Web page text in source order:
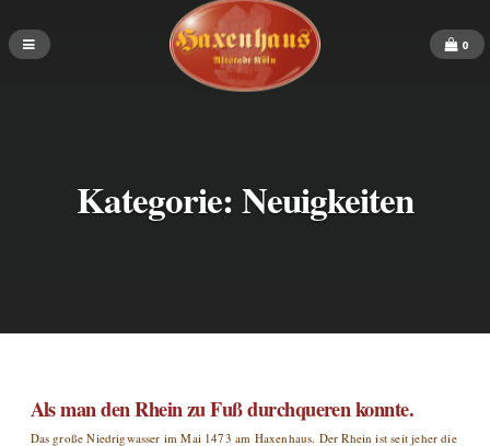
0
Kategorie:Neuigkeiten
Als man den Rhein zu Fuß durchqueren konnte.
Das große Niedrigwasser im Mai 1473 am Haxenhaus. Der Rhein ist seit jeher die